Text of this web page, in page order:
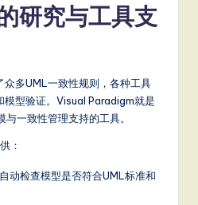
研究与工具支
众多UML一致性规则，各种工具
模型验证。Visual Paradigm就是
一致性管理支持的工具。
：
自动检查模型是否符合UML标准和